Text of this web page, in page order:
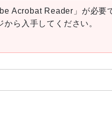
Acrobat Reader」が必要
ら入手してください。